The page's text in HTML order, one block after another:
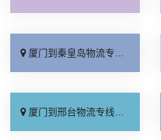
厦门到秦皇岛物流专线_高效运输「运保时效」
厦门到邢台物流专线_专业靠谱「上门提货」